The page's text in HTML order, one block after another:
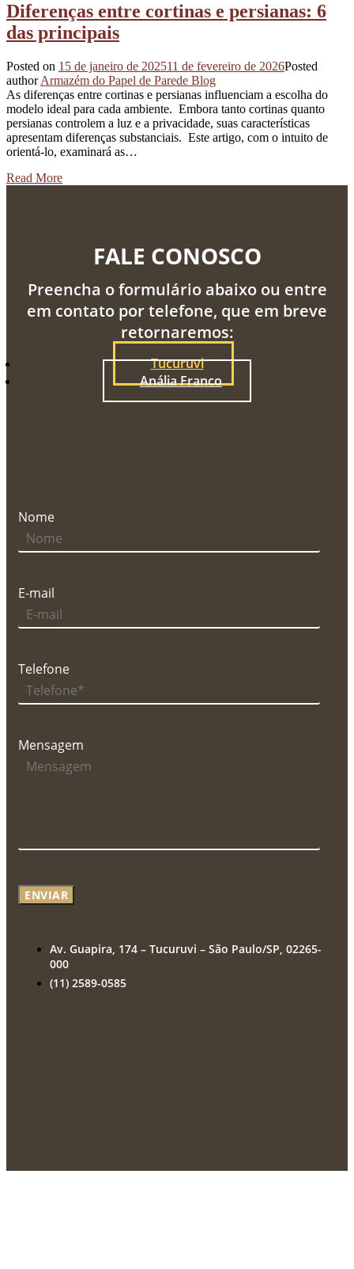
Diferenças entre cortinas e persianas: 6
das principais
Posted on 15 de janeiro de 202511 de fevereiro de 2026Posted
author Armazém do Papel de Parede Blog
As diferenças entre cortinas e persianas influenciam a escolha do
modelo ideal para cada ambiente. Embora tanto cortinas quanto
persianas controlem a luz e a privacidade, suas características
apresentam diferenças substanciais. Este artigo, com o intuito de
orientá-lo, examinará as…
Read More
FALE CONOSCO
Preencha o formulário abaixo ou entre
em contato por telefone, que em breve
retornaremos:
Tucuruvi
Anália Franco
Nome
E-mail
Telefone
Mensagem
ENVIAR
Av. Guapira, 174 – Tucuruvi – São Paulo/SP, 02265-
000
(11) 2589-0585